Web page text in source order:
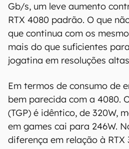
Gb/s, um leve aumento
RTX 4080 padrão. O que
que continua com os
mais do que suficientes
jogatina em resoluções
Em termos de consumo de
bem parecida com a 4080.
(TGP) é idêntico, de 320W,
em games cai para 246W.
diferença em relação à RTX